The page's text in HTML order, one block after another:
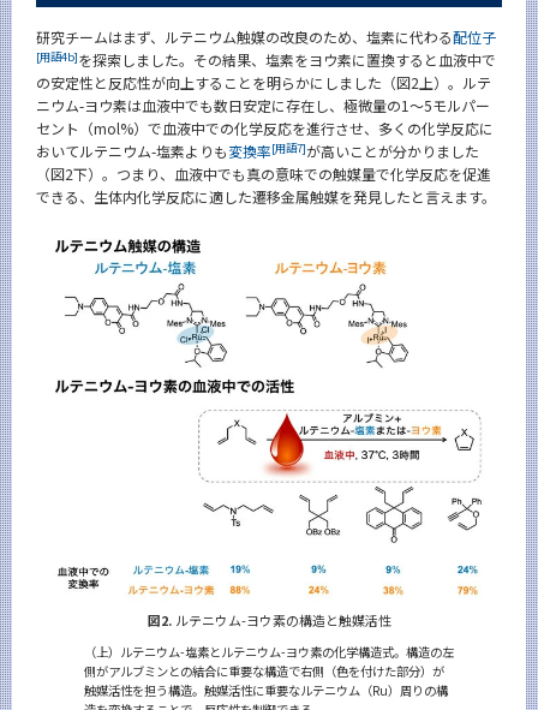
研究チームはまず、ルテニウム触媒の改良のため、塩素に代わる配位子
[用語4b]を探索しました。その結果、塩素をヨウ素に置換すると血液中で
の安定性と反応性が向上することを明らかにしました（図2上）。ルテ
ニウム-ヨウ素は血液中でも数日安定に存在し、極微量の1～5モルパー
セント（mol%）で血液中での化学反応を進行させ、多くの化学反応に
おいてルテニウム-塩素よりも変換率[用語7]が高いことが分かりました
（図2下）。つまり、血液中でも真の意味での触媒量で化学反応を促進
できる、生体内化学反応に適した遷移金属触媒を発見したと言えます。
図2. ルテニウム-ヨウ素の構造と触媒活性
（上）ルテニウム-塩素とルテニウム-ヨウ素の化学構造式。構造の左
側がアルブミンとの結合に重要な構造で右側（色を付けた部分）が
触媒活性を担う構造。触媒活性に重要なルテニウム（Ru）周りの構